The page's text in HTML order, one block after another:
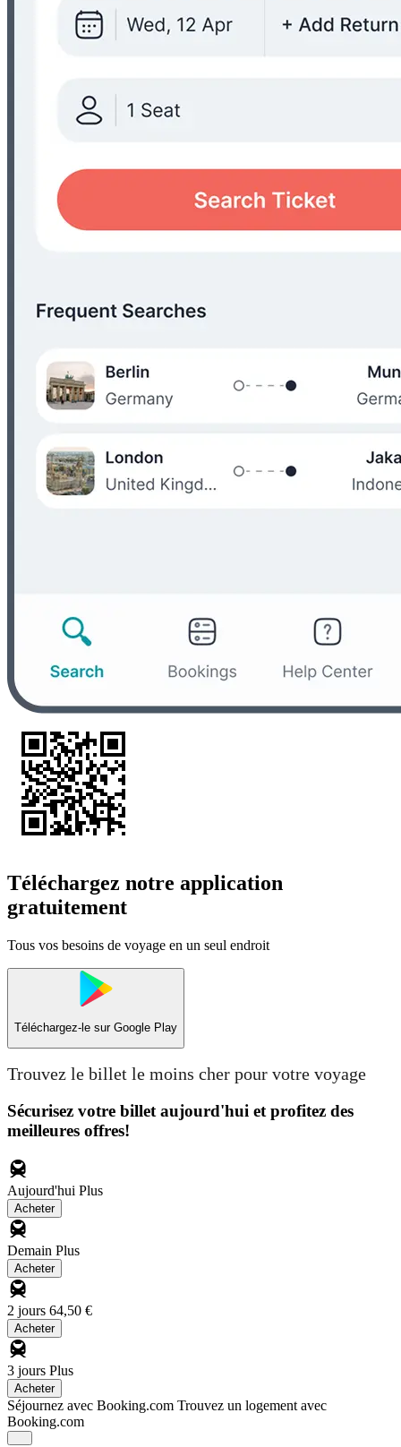
Téléchargez notre application
gratuitement
Tous vos besoins de voyage en un seul endroit
Téléchargez-le sur Google Play
Trouvez le billet le moins cher pour votre voyage
Sécurisez votre billet aujourd'hui et profitez des
meilleures offres!
Aujourd'hui Plus
Acheter
Demain Plus
Acheter
2 jours 64,50 €
Acheter
3 jours Plus
Acheter
Séjournez avec Booking.com Trouvez un logement avec
Booking.com